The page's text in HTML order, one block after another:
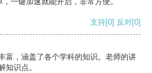
支持[0] 反对[0]
富，涵盖了各个学科的知识。老师的讲
知识点。